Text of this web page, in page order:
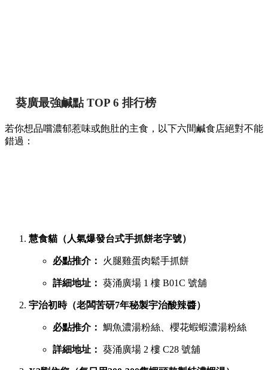
葵廣最強鹹點 TOP 6 排行榜
若你想品嚐濃郁惹味或飽肚的主食，以下六間鹹食店絕對不能
錯過：
慧食貓（人氣爆發台式手抓餅老字號）
必點推介： 火腿雞蛋肉鬆手抓餅
詳細地址： 葵涌廣場 1 樓 B01C 號舖
宇治初時（老闆苦研7年秘製宇治酸辣醬）
必點推介： 鯛魚濃湯粉絲、櫻花蝦蝦濃湯粉絲
詳細地址： 葵涌廣場 2 樓 C28 號舖